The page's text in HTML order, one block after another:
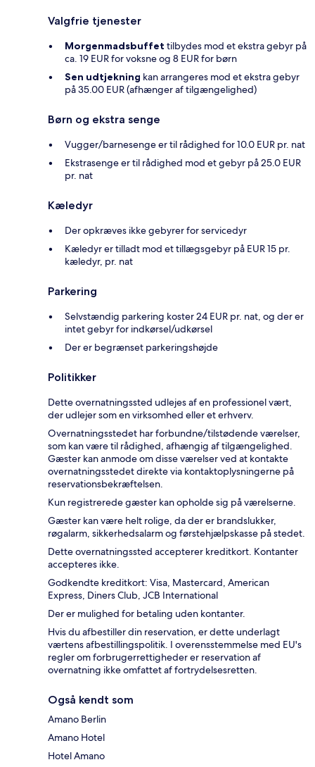
Valgfrie tjenester
Morgenmadsbuffet tilbydes mod et ekstra gebyr på
ca. 19 EUR for voksne og 8 EUR for børn
Sen udtjekning kan arrangeres mod et ekstra gebyr
på 35.00 EUR (afhænger af tilgængelighed)
Børn og ekstra senge
Vugger/barnesenge er til rådighed for 10.0 EUR pr. nat
Ekstrasenge er til rådighed mod et gebyr på 25.0 EUR
pr. nat
Kæledyr
Der opkræves ikke gebyrer for servicedyr
Kæledyr er tilladt mod et tillægsgebyr på EUR 15 pr.
kæledyr, pr. nat
Parkering
Selvstændig parkering koster 24 EUR pr. nat, og der er
intet gebyr for indkørsel/udkørsel
Der er begrænset parkeringshøjde
Politikker
Dette overnatningssted udlejes af en professionel vært,
der udlejer som en virksomhed eller et erhverv.
Overnatningsstedet har forbundne/tilstødende værelser,
som kan være til rådighed, afhængig af tilgængelighed.
Gæster kan anmode om disse værelser ved at kontakte
overnatningsstedet direkte via kontaktoplysningerne på
reservationsbekræftelsen.
Kun registrerede gæster kan opholde sig på værelserne.
Gæster kan være helt rolige, da der er brandslukker,
røgalarm, sikkerhedsalarm og førstehjælpskasse på stedet.
Dette overnatningssted accepterer kreditkort. Kontanter
accepteres ikke.
Godkendte kreditkort: Visa, Mastercard, American
Express, Diners Club, JCB International
Der er mulighed for betaling uden kontanter.
Hvis du afbestiller din reservation, er dette underlagt
værtens afbestillingspolitik. I overensstemmelse med EU's
regler om forbrugerrettigheder er reservation af
overnatning ikke omfattet af fortrydelsesretten.
Også kendt som
Amano Berlin
Amano Hotel
Hotel Amano